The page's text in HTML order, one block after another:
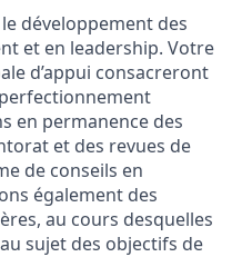
développement des
et en leadership. Votre
d’appui consacreront
en permanence des
et des revues de
de conseils en
également des
au cours desquelles
sujet des objectifs de